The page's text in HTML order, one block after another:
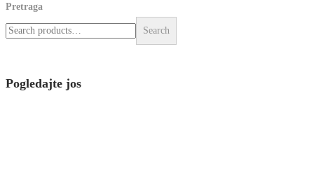
Pretraga
Search
Pogledajte jos